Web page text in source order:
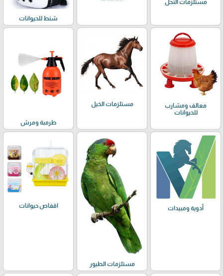
مستلزمات النحل
شنط للحيوانات
معالف ومشارب
للحيوانات
مستلزمات الخيل
طرمبة ومرش
أدوية ومبيدات
مستلزمات الطيور
اقفاص حيوانات